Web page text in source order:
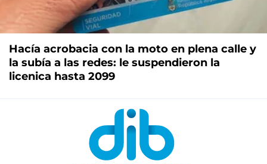
Hacía acrobacia con la moto en plena calle y
la subía a las redes: le suspendieron la
licenica hasta 2099